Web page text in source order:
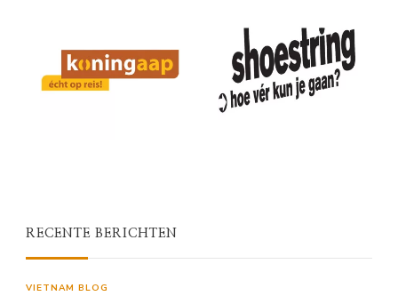
RECENTE BERICHTEN
VIETNAM BLOG